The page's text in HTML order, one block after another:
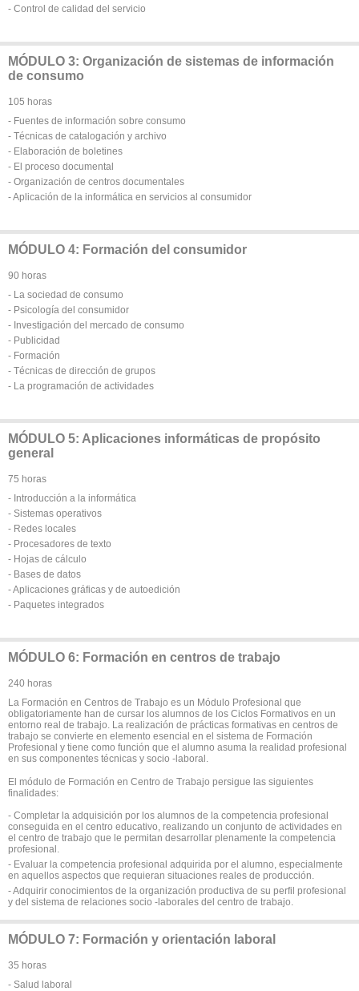
- Control de calidad del servicio
MÓDULO 3: Organización de sistemas de información
de consumo
105 horas
- Fuentes de información sobre consumo
- Técnicas de catalogación y archivo
- Elaboración de boletines
- El proceso documental
- Organización de centros documentales
- Aplicación de la informática en servicios al consumidor
MÓDULO 4: Formación del consumidor
90 horas
- La sociedad de consumo
- Psicología del consumidor
- Investigación del mercado de consumo
- Publicidad
- Formación
- Técnicas de dirección de grupos
- La programación de actividades
MÓDULO 5: Aplicaciones informáticas de propósito
general
75 horas
- Introducción a la informática
- Sistemas operativos
- Redes locales
- Procesadores de texto
- Hojas de cálculo
- Bases de datos
- Aplicaciones gráficas y de autoedición
- Paquetes integrados
MÓDULO 6: Formación en centros de trabajo
240 horas
La Formación en Centros de Trabajo es un Módulo Profesional que
obligatoriamente han de cursar los alumnos de los Ciclos Formativos en un
entorno real de trabajo. La realización de prácticas formativas en centros de
trabajo se convierte en elemento esencial en el sistema de Formación
Profesional y tiene como función que el alumno asuma la realidad profesional
en sus componentes técnicas y socio -laboral.
El módulo de Formación en Centro de Trabajo persigue las siguientes
finalidades:
- Completar la adquisición por los alumnos de la competencia profesional
conseguida en el centro educativo, realizando un conjunto de actividades en
el centro de trabajo que le permitan desarrollar plenamente la competencia
profesional.
- Evaluar la competencia profesional adquirida por el alumno, especialmente
en aquellos aspectos que requieran situaciones reales de producción.
- Adquirir conocimientos de la organización productiva de su perfil profesional
y del sistema de relaciones socio -laborales del centro de trabajo.
MÓDULO 7: Formación y orientación laboral
35 horas
- Salud laboral